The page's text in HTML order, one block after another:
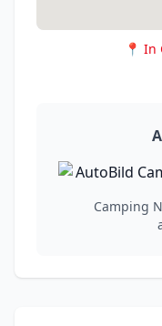
📍 In
Camping